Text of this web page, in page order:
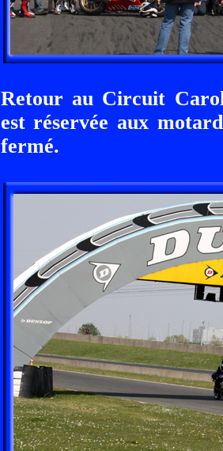
Retour au Circuit
est réservée aux
fermé.